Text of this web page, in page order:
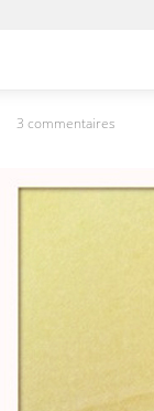
3 commentaires